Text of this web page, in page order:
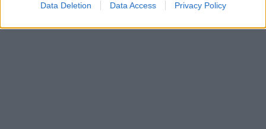
Data Deletion Data Access Privacy Policy